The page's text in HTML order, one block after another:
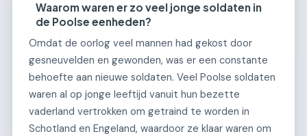
Waarom waren er zo veel jonge soldaten in
de Poolse eenheden?
Omdat de oorlog veel mannen had gekost door
gesneuvelden en gewonden, was er een constante
behoefte aan nieuwe soldaten. Veel Poolse soldaten
waren al op jonge leeftijd vanuit hun bezette
vaderland vertrokken om getraind te worden in
Schotland en Engeland, waardoor ze klaar waren om